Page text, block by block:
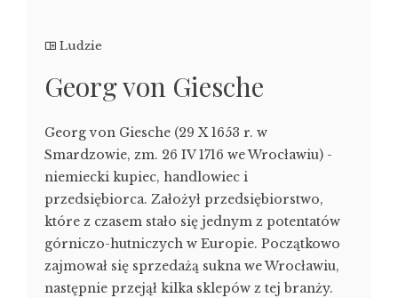
Ludzie
Georg von Giesche
Georg von Giesche (29 X 1653 r. w
Smardzowie, zm. 26 IV 1716 we Wrocławiu) -
niemiecki kupiec, handlowiec i
przedsiębiorca. Założył przedsiębiorstwo,
które z czasem stało się jednym z potentatów
górniczo-hutniczych w Europie. Początkowo
zajmował się sprzedażą sukna we Wrocławiu,
następnie przejął kilka sklepów z tej branży.